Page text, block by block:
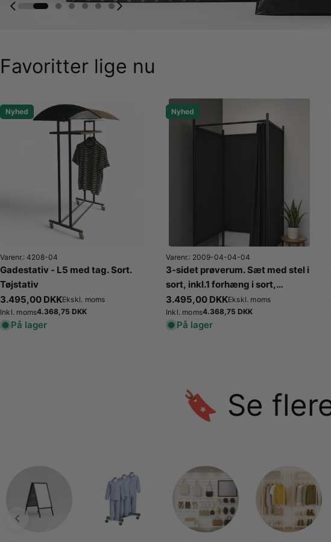
Favoritter lige nu
Nyhed
Varenr.: 4208-04
Gadestativ - L5 med tag. Sort.
Tøjstativ
Normalpris
3.495,00 DKKEkskl. moms
Inkl. momsNormalpris
4.368,75 DKK
På lager
Nyhed
Varenr.: 2009-04-04-04
3-sidet prøverum. Sæt med stel i
sort, inkl.1 forhæng i sort,
stofsider i sort. B 100 x D100 x H
210 cm.
Normalpris
3.495,00 DKKEkskl. moms
Inkl. momsNormalpris
4.368,75 DKK
På lager
🔖 Se